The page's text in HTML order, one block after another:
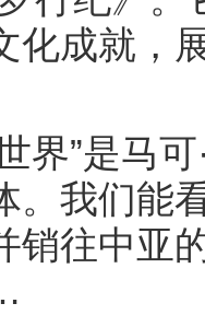
化成就，
界”是马
。我们能
销往中亚